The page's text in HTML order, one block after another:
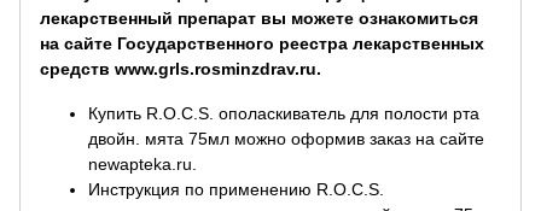
лекарственный препарат вы можете ознакомиться
на сайте Государственного реестра лекарственных
средств www.grls.rosminzdrav.ru.
Купить R.O.C.S. ополаскиватель для полости рта
двойн. мята 75мл можно оформив заказ на сайте
newapteka.ru.
Инструкция по применению R.O.C.S.